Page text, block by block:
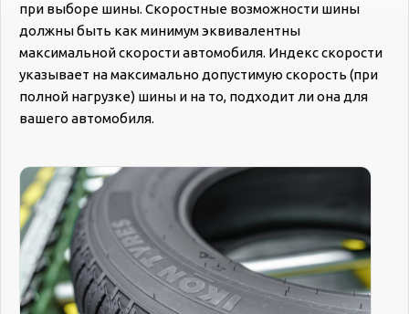
при выборе шины. Скоростные возможности шины
должны быть как минимум эквивалентны
максимальной скорости автомобиля. Индекс скорости
указывает на максимально допустимую скорость (при
полной нагрузке) шины и на то, подходит ли она для
вашего автомобиля.